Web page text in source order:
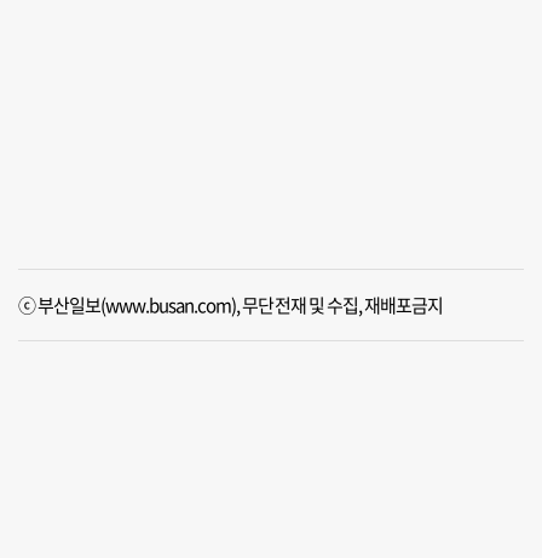
ⓒ 부산일보(www.busan.com), 무단전재 및 수집, 재배포금지